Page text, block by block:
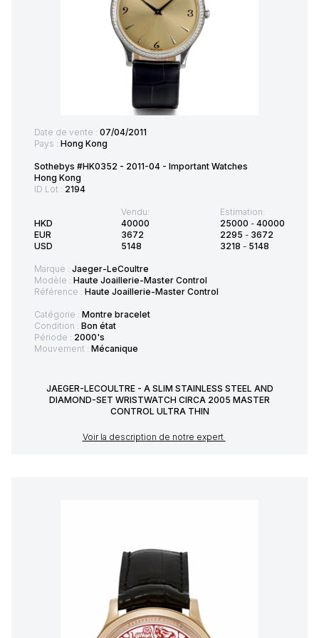
Date de vente : 07/04/2011
Pays : Hong Kong
Sothebys #HK0352 - 2011-04 - Important Watches
Hong Kong
ID Lot : 2194
HKD
EUR
USD
Vendu:
40000
3672
5148
Estimation:
25000 - 40000
2295 - 3672
3218 - 5148
Marque : Jaeger-LeCoultre
Modèle : Haute Joaillerie-Master Control
Référence : Haute Joaillerie-Master Control
Catégorie : Montre bracelet
Condition : Bon état
Période : 2000's
Mouvement : Mécanique
JAEGER-LECOULTRE - A SLIM STAINLESS STEEL AND
DIAMOND-SET WRISTWATCH CIRCA 2005 MASTER
CONTROL ULTRA THIN
Voir la description de notre expert